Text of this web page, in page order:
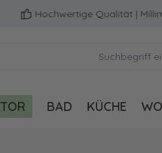
Hochwertige Qualität |
BAD KÜCHE